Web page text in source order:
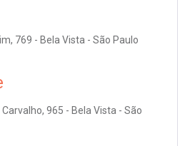
769 - Bela Vista - São Paulo
965 - Bela Vista - São